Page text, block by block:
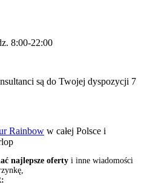
8:00-22:00
są do Twojej dyspozycji 7
Rainbow w całej Polsce i
najlepsze oferty i inne wiadomości